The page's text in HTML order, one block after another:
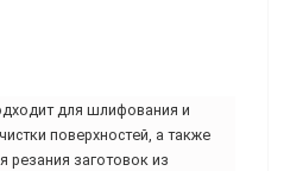
для шлифования и
поверхностей, а также
резания заготовок из